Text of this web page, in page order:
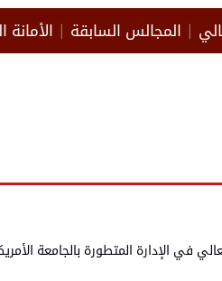
المجالس السابقة الأمانة
في الإدارة المتطورة بالجامعة